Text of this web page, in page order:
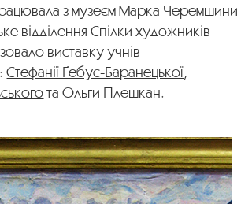
з музеєм Марка Черемшини
відділення Спілки художників
виставку учнів
Стефанії Ґебус-Баранецької,
та Ольги Плешкан.